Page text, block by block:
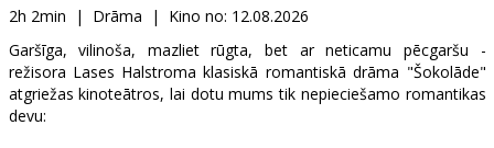
Kino
Klubs
2h 2min | Drāma | Kino no: 12.08.2026
Garšīga, vilinoša, mazliet rūgta, bet ar neticamu pēcgaršu -
režisora Lases Halstroma klasiskā romantiskā drāma "Šokolāde"
atgriežas kinoteātros, lai dotu mums tik nepieciešamo romantikas
devu: